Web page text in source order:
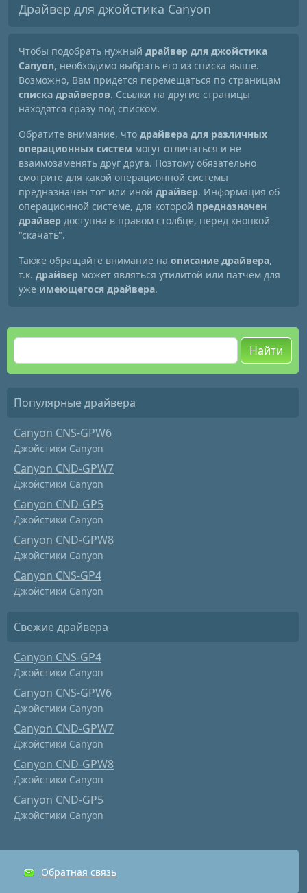
Драйвер для джойстика Canyon
Чтобы подобрать нужный драйвер для джойстика
Canyon, необходимо выбрать его из списка выше.
Возможно, Вам придется перемещаться по страницам
списка драйверов. Ссылки на другие страницы
находятся сразу под списком.
Обратите внимание, что драйвера для различных
операционных систем могут отличаться и не
взаимозаменять друг друга. Поэтому обязательно
смотрите для какой операционной системы
предназначен тот или иной драйвер. Информация об
операционной системе, для которой предназначен
драйвер доступна в правом столбце, перед кнопкой
"скачать".
Также обращайте внимание на описание драйвера,
т.к. драйвер может являться утилитой или патчем для
уже имеющегося драйвера.
Найти
Популярные драйвера
Canyon CNS-GPW6
Джойстики Canyon
Canyon CND-GPW7
Джойстики Canyon
Canyon CND-GP5
Джойстики Canyon
Canyon CND-GPW8
Джойстики Canyon
Canyon CNS-GP4
Джойстики Canyon
Свежие драйвера
Canyon CNS-GP4
Джойстики Canyon
Canyon CNS-GPW6
Джойстики Canyon
Canyon CND-GPW7
Джойстики Canyon
Canyon CND-GPW8
Джойстики Canyon
Canyon CND-GP5
Джойстики Canyon
Обратная связь